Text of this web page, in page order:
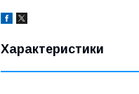
Характеристики